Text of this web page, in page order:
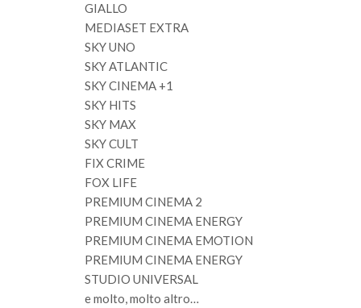
GIALLO
MEDIASET EXTRA
SKY UNO
SKY ATLANTIC
SKY CINEMA +1
SKY HITS
SKY MAX
SKY CULT
FIX CRIME
FOX LIFE
PREMIUM CINEMA 2
PREMIUM CINEMA ENERGY
PREMIUM CINEMA EMOTION
PREMIUM CINEMA ENERGY
STUDIO UNIVERSAL
e molto, molto altro…